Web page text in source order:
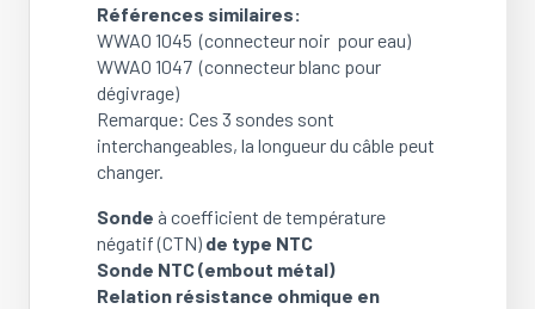
Références similaires:
WWAO 1045 (connecteur noir pour eau)
WWAO 1047 (connecteur blanc pour
dégivrage)
Remarque: Ces 3 sondes sont
interchangeables, la longueur du câble peut
changer.
Sonde à coefficient de température
négatif (CTN) de type NTC
Sonde NTC (embout métal)
Relation résistance ohmique en